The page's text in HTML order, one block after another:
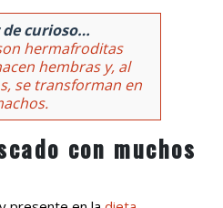
de curioso…
hermafroditas
hembras y, al
se transforman en
con muchos